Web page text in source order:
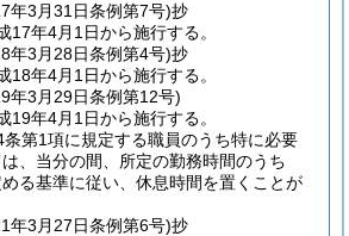
年3月31日条例第7号)抄
17年4月1日から施行する。
年3月28日条例第4号)抄
18年4月1日から施行する。
年3月29日条例第12号)
19年4月1日から施行する。
第1項に規定する職員のうち特に必要
、当分の間、所定の勤務時間のうち
る基準に従い、休息時間を置くことが
年3月27日条例第6号)抄